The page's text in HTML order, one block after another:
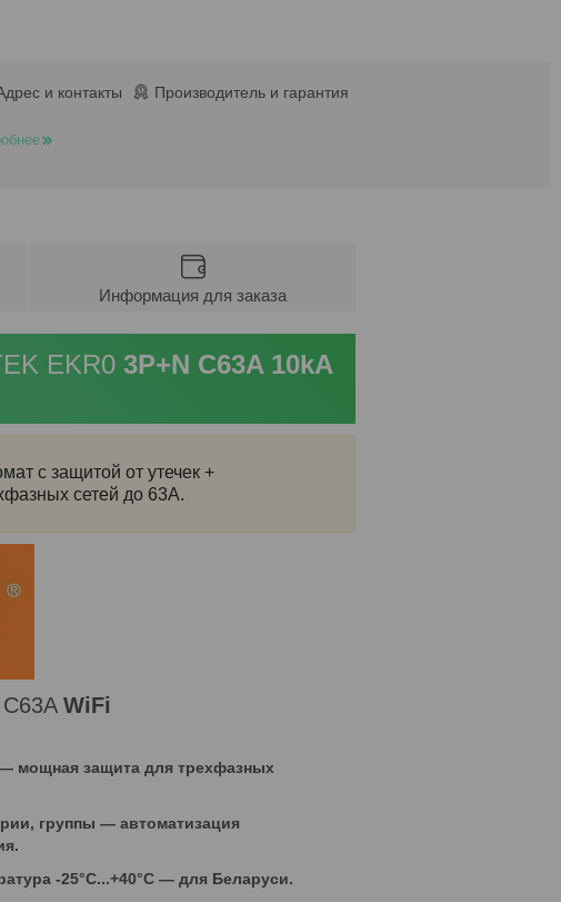
и контакты Производитель и гарантия
Информация для заказа
EKR0 3P+N C63A 10kA
с защитой от утечек +
сетей до 63А.
WiFi
мощная защита для трехфазных
группы — автоматизация
-25°C...+40°C — для Беларуси.